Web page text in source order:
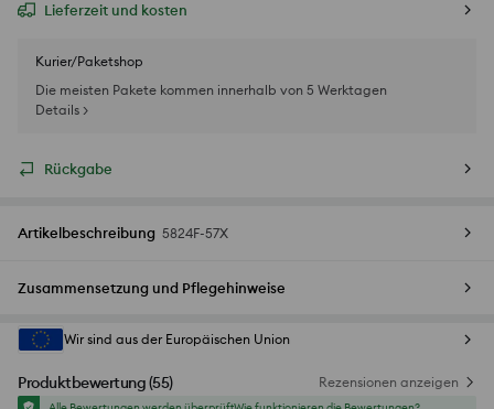
Lieferzeit und kosten
Kurier/Paketshop
Die meisten Pakete kommen innerhalb von 5 Werktagen
Details >
Rückgabe
Artikelbeschreibung 5824F-57X
Zusammensetzung und Pflegehinweise
Wir sind aus der Europäischen Union
Produktbewertung(55) Rezensionen anzeigen